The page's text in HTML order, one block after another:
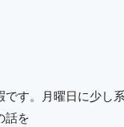
です。月曜日に少し
話を